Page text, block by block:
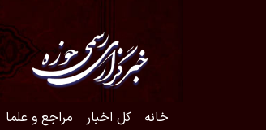
خانه کل اخبار مراجع و علما